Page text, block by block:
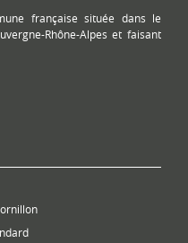
française située dans le
Rhône-Alpes et faisant